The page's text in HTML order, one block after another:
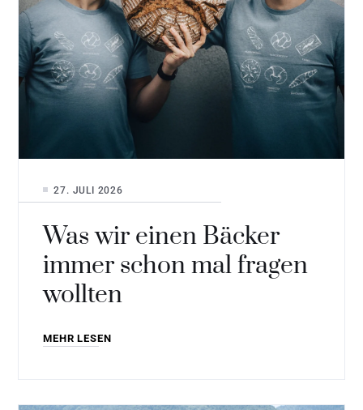
Was wir einen Bäcker
immer schon mal fragen
wollten
27. JULI 2026
MEHR LESEN